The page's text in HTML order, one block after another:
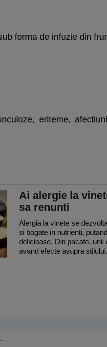
forma de infuzie din
eriteme,
Ai alergie la
sa renunti
Alergia la vinete se
si bogate in nutrienti,
delicioase. Din pacate,
avand efecte asupra